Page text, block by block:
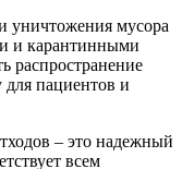
уничтожения мусора
и карантинными
распространение
для пациентов и
– это надежный
всем